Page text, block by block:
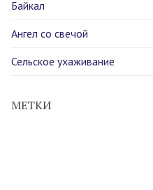
Байкал
Ангел со свечой
Сельское ухаживание
МЕТКИ